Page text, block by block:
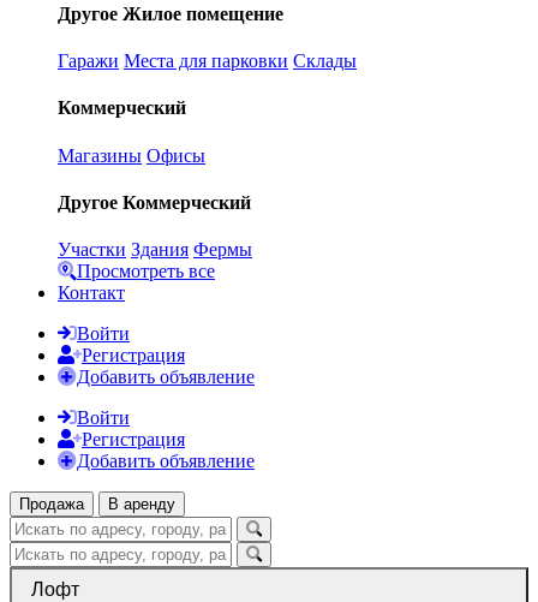
Другое Жилое помещение
Гаражи Места для парковки Склады
Коммерческий
Магазины Офисы
Другое Коммерческий
Участки Здания Фермы
Просмотреть все
Контакт
Войти
Регистрация
Добавить объявление
Войти
Регистрация
Добавить объявление
Продажа В аренду
Лофт